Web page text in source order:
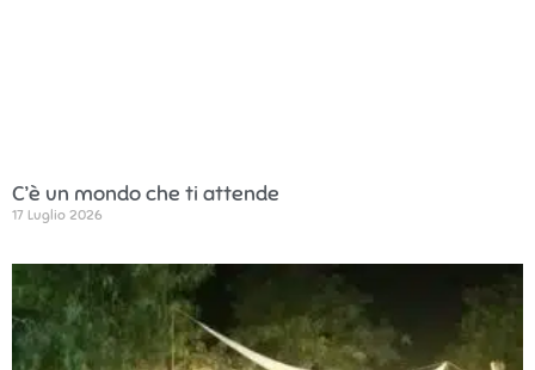
C’è un mondo che ti attende
17 Luglio 2026